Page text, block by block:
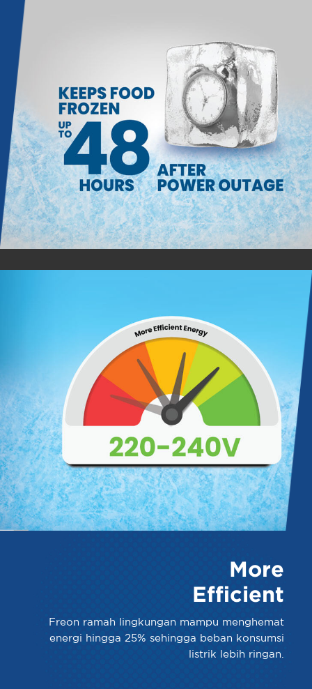
More
Efficient
Freon ramah lingkungan mampu menghemat
energi hingga 25% sehingga beban konsumsi
listrik lebih ringan.